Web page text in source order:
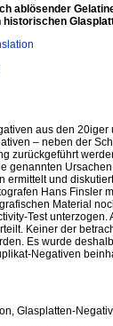
ablösender
historischen
aus den
– neben der
zurückgeführt
genannten
ermittelt und
Hans Finsler
Material
Test
Keiner der
Es wurde
Negativen
Glasplatten-